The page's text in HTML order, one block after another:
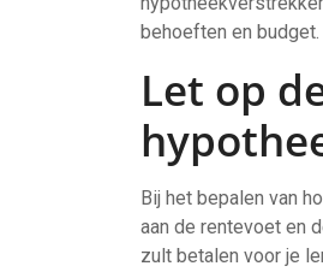
behoeften en budget.
Let op
Bij het bepalen van
aan de rentevoet en
zult betalen voor je